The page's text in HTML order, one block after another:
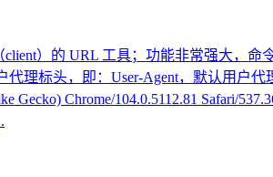
）的 URL 工具；功能非常强大，
理标头，即：User-Agent，默认用户代
Chrome/104.0.5112.81 Safari/